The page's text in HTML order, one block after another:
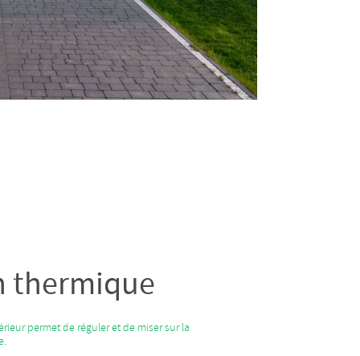
thermique
permet de réguler et de miser sur la